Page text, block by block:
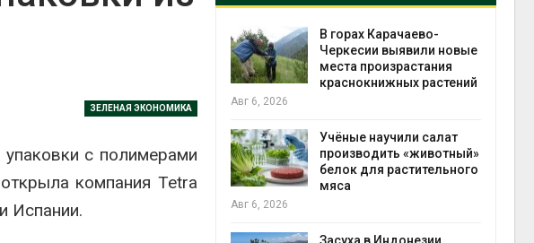
ЗЕЛЕНАЯ ЭКОНОМИКА
с полимерами
компания Tetra
Испании.
Шэньси из-за паводков
тыс. человек
В горах Карачаево-
Черкесии выявили новые
места произрастания
краснокнижных растений
Авг 6, 2026
Учёные научили салат
производить «животный»
белок для растительного
мяса
Авг 6, 2026